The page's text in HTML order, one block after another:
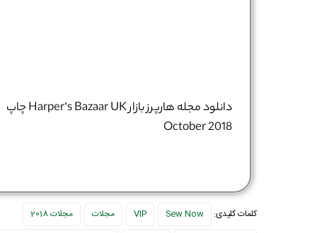
دانلود مجله هارپرز بازار Harper’s Bazaar UK چاپ
October 2018
کلمات کلیدی: Sew Now
VIP مجلات
مجلات 2018